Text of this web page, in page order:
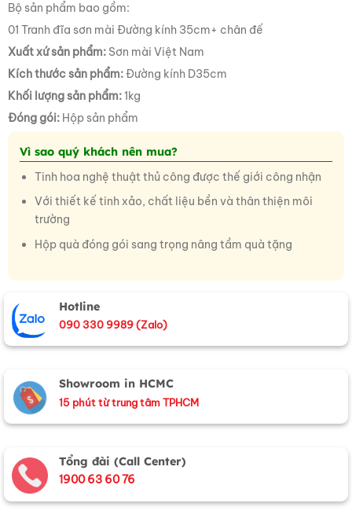
Bộ sản phẩm bao gồm:
01 Tranh đĩa sơn mài Đường kính 35cm+ chân đế
Xuất xứ sản phẩm: Sơn mài Việt Nam
Kích thước sản phẩm:Đường kính D35cm
Khối lượng sản phẩm:1kg
Đóng gói: Hộp sản phẩm
Vì sao quý khách nên mua?
Tinh hoa nghệ thuật thủ công được thế giới công nhận
Với thiết kế tinh xảo, chất liệu bền và thân thiện môi
trường
Hộp quà đóng gói sang trọng nâng tầm quà tặng
Hotline
090 330 9989 (Zalo)
Showroom in HCMC
15 phút từ trung tâm TPHCM
Tổng đài (Call Center)
1900 63 60 76